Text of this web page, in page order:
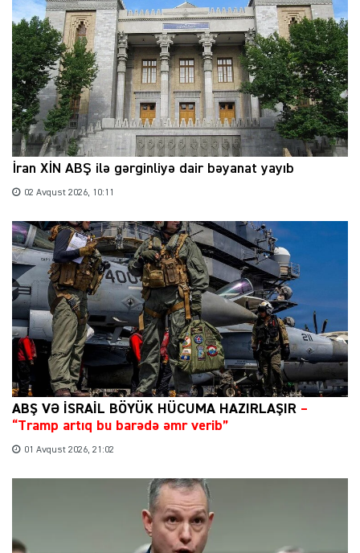
İran XİN ABŞ ilə gərginliyə dair bəyanat yayıb
02 Avqust 2026, 10:11
ABŞ VƏ İSRAİL BÖYÜK HÜCUMA HAZIRLAŞIR –
“Tramp artıq bu barədə əmr verib”
01 Avqust 2026, 21:02